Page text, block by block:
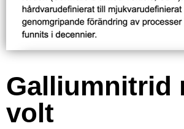
Galliumnitrid
volt